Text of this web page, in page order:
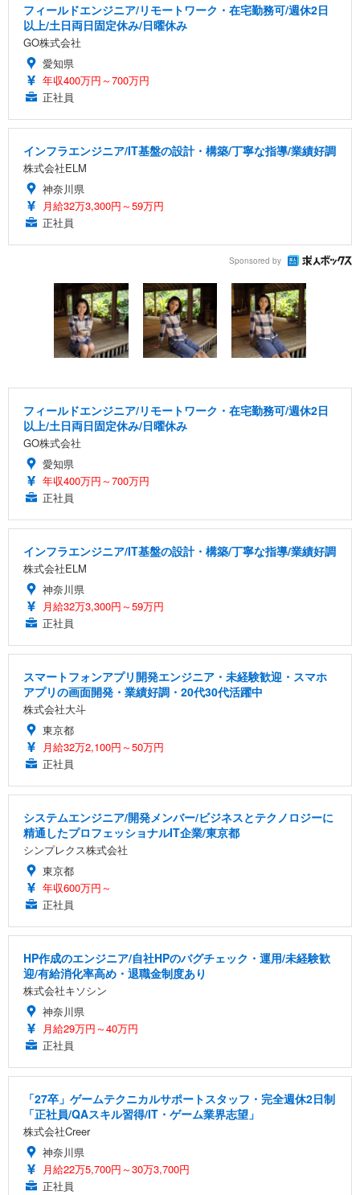
フィールドエンジニア/リモートワーク・在宅勤務可/週休2日
以上/土日両日固定休み/日曜休み
GO株式会社
愛知県
年収400万円～700万円
正社員
インフラエンジニア/IT基盤の設計・構築/丁寧な指導/業績好調
株式会社ELM
神奈川県
月給32万3,300円～59万円
正社員
Sponsored by
フィールドエンジニア/リモートワーク・在宅勤務可/週休2日
以上/土日両日固定休み/日曜休み
GO株式会社
愛知県
年収400万円～700万円
正社員
インフラエンジニア/IT基盤の設計・構築/丁寧な指導/業績好調
株式会社ELM
神奈川県
月給32万3,300円～59万円
正社員
スマートフォンアプリ開発エンジニア・未経験歓迎・スマホ
アプリの画面開発・業績好調・20代30代活躍中
株式会社大斗
東京都
月給32万2,100円～50万円
正社員
システムエンジニア/開発メンバー/ビジネスとテクノロジーに
精通したプロフェッショナルIT企業/東京都
シンプレクス株式会社
東京都
年収600万円～
正社員
HP作成のエンジニア/自社HPのバグチェック・運用/未経験歓
迎/有給消化率高め・退職金制度あり
株式会社キソシン
神奈川県
月給29万円～40万円
正社員
「27卒」ゲームテクニカルサポートスタッフ・完全週休2日制
「正社員/QAスキル習得/IT・ゲーム業界志望」
株式会社Creer
神奈川県
月給22万5,700円～30万3,700円
正社員